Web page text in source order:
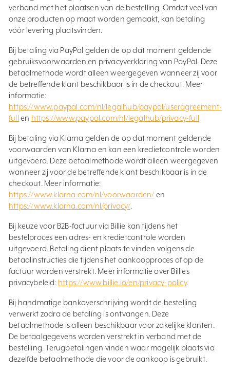
verband met het plaatsen van de bestelling. Omdat veel van
onze producten op maat worden gemaakt, kan betaling
vóór levering plaatsvinden.
Bij betaling via PayPal gelden de op dat moment geldende
gebruiksvoorwaarden en privacyverklaring van PayPal. Deze
betaalmethode wordt alleen weergegeven wanneer zij voor
de betreffende klant beschikbaar is in de checkout. Meer
informatie:
https://www.paypal.com/nl/legalhub/paypal/useragreement-
full en https://www.paypal.com/nl/legalhub/privacy-full
Bij betaling via Klarna gelden de op dat moment geldende
voorwaarden van Klarna en kan een kredietcontrole worden
uitgevoerd. Deze betaalmethode wordt alleen weergegeven
wanneer zij voor de betreffende klant beschikbaar is in de
checkout. Meer informatie:
https://www.klarna.com/nl/voorwaarden/ en
https://www.klarna.com/nl/privacy/.
Bij keuze voor B2B-factuur via Billie kan tijdens het
bestelproces een adres- en kredietcontrole worden
uitgevoerd. Betaling dient plaats te vinden volgens de
betaalinstructies die tijdens het aankoopproces of op de
factuur worden verstrekt. Meer informatie over Billies
privacybeleid: https://www.billie.io/en/privacy-policy.
Bij handmatige bankoverschrijving wordt de bestelling
verwerkt zodra de betaling is ontvangen. Deze
betaalmethode is alleen beschikbaar voor zakelijke klanten.
De betaalgegevens worden verstrekt in verband met de
bestelling. Terugbetalingen vinden waar mogelijk plaats via
dezelfde betaalmethode die voor de aankoop is gebruikt.